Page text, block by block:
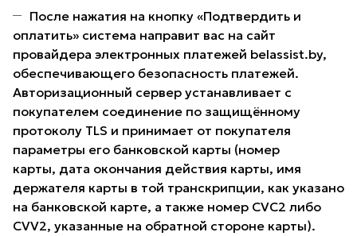
После нажатия на кнопку «Подтвердить и
оплатить» система направит вас на сайт
провайдера электронных платежей belassist.by,
обеспечивающего безопасность платежей.
Авторизационный сервер устанавливает с
покупателем соединение по защищённому
протоколу TLS и принимает от покупателя
параметры его банковской карты (номер
карты, дата окончания действия карты, имя
держателя карты в той транскрипции, как указано
на банковской карте, а также номер CVC2 либо
CVV2, указанные на обратной стороне карты).